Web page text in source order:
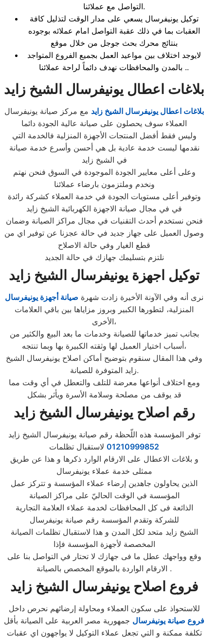
التواصل مع عملائنا.
توكيل يونيفرسال يسعي على مدار الوقت لتذليل كافة
العقبات بما في ذلك عقبة التواصل امام عملائه بوجوده
بنتائج محرك بحث جوجل من خلال موقع
لايوجد اختلاف بين مواعيد العمل بجميع الفروع المتواجد
بالمدن والمحافظات نهدف دائماً لراحة عملائنا ..
بلاغات اعطال يونيفرسال الشيخ زايد
بلاغات اعطال يونيفرسال الشيخ زايد مع مركز صيانة يونيفرسال
العملاء سوف يحصلون على صيانة عالية الجودة دائما
وليس فقط أفضل المنتجات الأجهزة المنزلية فالخدمة التي
نقدمها ليست خدمة عادية بل هي أحسن وأسرع خدمة صيانة
في الشيخ زايد
وعلى أعلى معايير الجودة الموجودة في السوق فنحن نهتم
ونخدم وملتزمون بارضاء عملائنا
وتوفير أعلى مستويات الجودة في خدمة العملاء كشركة رائدة
في في مجال صيانة الاجهزة الكهربائية الشيخ زايد
فنحن نستخدم أحدث التقنيات في مجال مراكز الصيانة وضمان
وصول العميل على جهاز جديد في حالة عجزنا عن توفير اي من
قطع الغيار وفي حالة الاصلاح
نلتزم بتسليمك جهازك في حالة الجديد
توكيل اجهزة يونيفرسال الشيخ زايد
نرى أنه وفي الآونة الأخيرة زادت شهرة صيانة أجهزة يونيفرسال
المنزلية، لتطورها الكبير وبروز مزاياها بين باقي العلامات
الأخرى،
بجانب تميز خدماتها للصيانة وخدمات ما بعد البيع والكثير من
أسباب اختيار العميل لها وثقته الكبيرة بها وبما تنتجه،
وفي هذا المقال سنقوم بتوضيح أماكن اصلاح يونيفرسال الشيخ
زايد المتوفرة للصيانة.
ومع اختلاف أنواعها معرضة للتلف والتعطل في أي وقت مما
قد يوقف من مصلحة وسلامة الأسرة ويأثر بشكل
رقم اصلاح يونيفرسال الشيخ زايد
توفر المؤسسة هذه اللّحظة رقم صيانة يونيفرسال الشيخ زايد
01210999852 لاستقبال تظلمات
و بلاغات الاعطال على الارقام الوارد ذكرها و هذا عن طريق
ممثلى خدمة عملاء يونيفرسال
الذين يحاولون جاهدين إرضاء عملاء المؤسسة و تتركز عمل
المؤسسة في الوقت الحاليّ على مراكز الصيانة
الذائعة فى كل المحافظات لخدمة عملاء العلامة التجارية
للشركة وتقدم المؤسسة رقم صيانة يونيفرسال
الشيخ زايد متحد لكل المدن و هذا لاستقبال تظلمات الصيانة
المخصصة لأجهزة المؤسسة فإذا
وقع وواجهك عطل ما فى جهازك لا تحتار في التواصل بنا على
الارقام الواردة بالموقع المخصص بالصيانة .
فروع اصلاح يونيفرسال الشيخ زايد
للاستحواذ على سكون العملاء ومحاولة إرضائهم نحرص داخل
فروع صيانة يونيفرسال جمهورية مصر العربية على الصيانة بأقل
تكلفة ممكنة و التي تجعل عملاء التوكيل لا يواجهون اي عقبات